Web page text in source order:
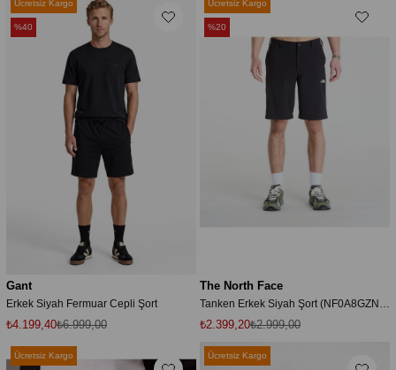
Gant
Erkek Siyah Fermuar Cepli Şort
₺4.199,40₺6.999,00
Ücretsiz Kargo
%40
The North Face
₺2.399,20₺2.999,00
Ücretsiz Kargo
%20
Ücretsiz Kargo Ücretsiz Kargo